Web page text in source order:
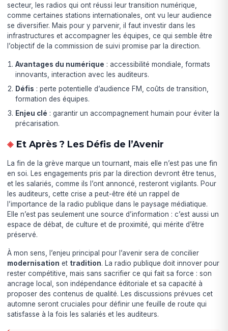
secteur, les radios qui ont réussi leur transition numérique,
comme certaines stations internationales, ont vu leur audience
se diversifier. Mais pour y parvenir, il faut investir dans les
infrastructures et accompagner les équipes, ce qui semble être
l’objectif de la commission de suivi promise par la direction.
Avantages du numérique : accessibilité mondiale, formats
innovants, interaction avec les auditeurs.
Défis : perte potentielle d’audience FM, coûts de transition,
formation des équipes.
Enjeu clé : garantir un accompagnement humain pour éviter la
précarisation.
Et Après ? Les Défis de l’Avenir
La fin de la grève marque un tournant, mais elle n’est pas une fin
en soi. Les engagements pris par la direction devront être tenus,
et les salariés, comme ils l’ont annoncé, resteront vigilants. Pour
les auditeurs, cette crise a peut-être été un rappel de
l’importance de la radio publique dans le paysage médiatique.
Elle n’est pas seulement une source d’information : c’est aussi un
espace de débat, de culture et de proximité, qui mérite d’être
préservé.
À mon sens, l’enjeu principal pour l’avenir sera de concilier
modernisation et tradition. La radio publique doit innover pour
rester compétitive, mais sans sacrifier ce qui fait sa force : son
ancrage local, son indépendance éditoriale et sa capacité à
proposer des contenus de qualité. Les discussions prévues cet
automne seront cruciales pour définir une feuille de route qui
satisfasse à la fois les salariés et les auditeurs.